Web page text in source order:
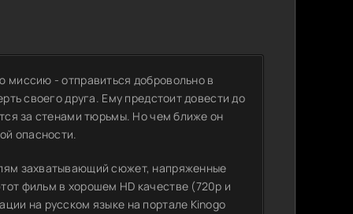
миссию - отправиться добровольно в
своего друга. Ему предстоит довести до
за стенами тюрьмы. Но чем ближе он
опасности.
захватывающий сюжет, напряженные
фильм в хорошем HD качестве (720p и
на русском языке на портале Kinogo